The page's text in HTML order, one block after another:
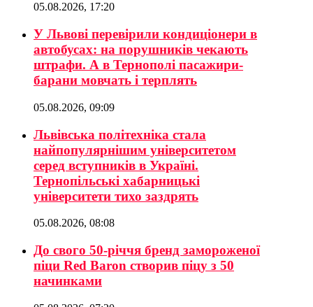
05.08.2026, 17:20
У Львові перевірили кондиціонери в
автобусах: на порушників чекають
штрафи. А в Тернополі пасажири-
барани мовчать і терплять
05.08.2026, 09:09
Львівська політехніка стала
найпопулярнішим університетом
серед вступників в Україні.
Тернопільські хабарницькі
університети тихо заздрять
05.08.2026, 08:08
До свого 50-річчя бренд замороженої
піци Red Baron створив піцу з 50
начинками